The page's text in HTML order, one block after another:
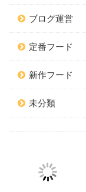
ブログ運営
定番フード
新作フード
未分類